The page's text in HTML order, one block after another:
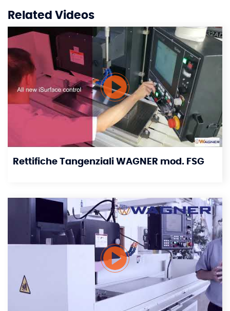
Related Videos
Rettifiche Tangenziali WAGNER mod. FSG